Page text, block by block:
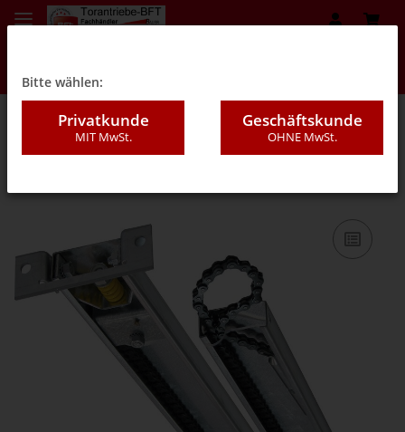
04 - Garagentorantriebe BFT
Bitte wählen:
Privatkunde
MIT MwSt.
Geschäftskunde
OHNE MwSt.